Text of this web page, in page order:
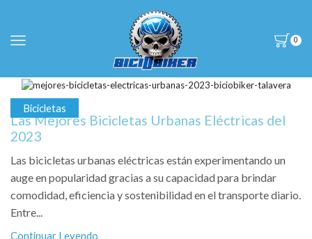
0
Bicicletas
Las Mejores Bicicletas Urbanas Eléctricas del
2023
Las bicicletas urbanas eléctricas están experimentando un
auge en popularidad gracias a su capacidad para brindar
comodidad, eficiencia y sostenibilidad en el transporte diario.
Entre...
Continuar Leyendo